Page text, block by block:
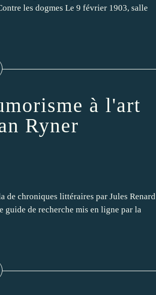
les dogmes Le 9 février 1903, salle
à l'art
Ryner
de chroniques littéraires par Jules Renard
guide de recherche mis en ligne par la